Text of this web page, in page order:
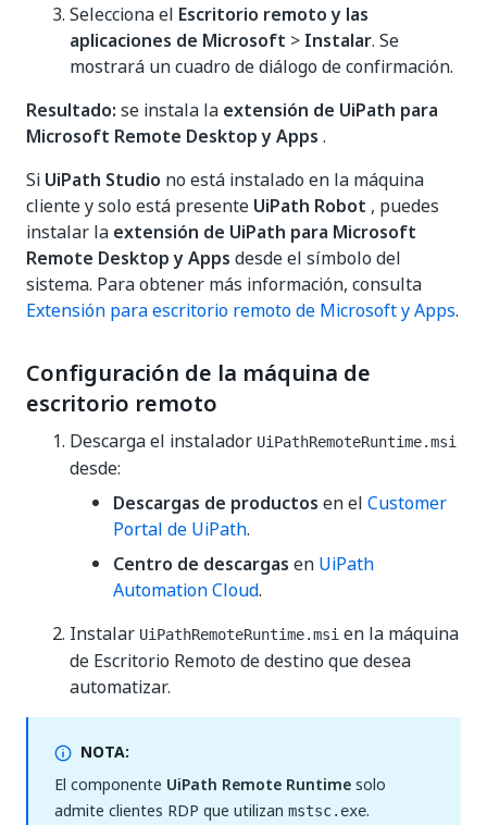
Selecciona el Escritorio remoto y las
aplicaciones de Microsoft > Instalar. Se
mostrará un cuadro de diálogo de confirmación.
Resultado: se instala la extensión de UiPath para
Microsoft Remote Desktop y Apps .
Si UiPath Studio no está instalado en la máquina
cliente y solo está presente UiPath Robot , puedes
instalar la extensión de UiPath para Microsoft
Remote Desktop y Apps desde el símbolo del
sistema. Para obtener más información, consulta
Extensión para escritorio remoto de Microsoft y Apps.
Configuración de la máquina de
escritorio remoto
Descarga el instalador UiPathRemoteRuntime.msi
desde:
Descargas de productos en el Customer
Portal de UiPath.
Centro de descargas en UiPath
Automation Cloud.
Instalar UiPathRemoteRuntime.msi en la máquina
de Escritorio Remoto de destino que desea
automatizar.
NOTA:
El componente UiPath Remote Runtimesolo
admite clientes RDP que utilizan mstsc.exe.